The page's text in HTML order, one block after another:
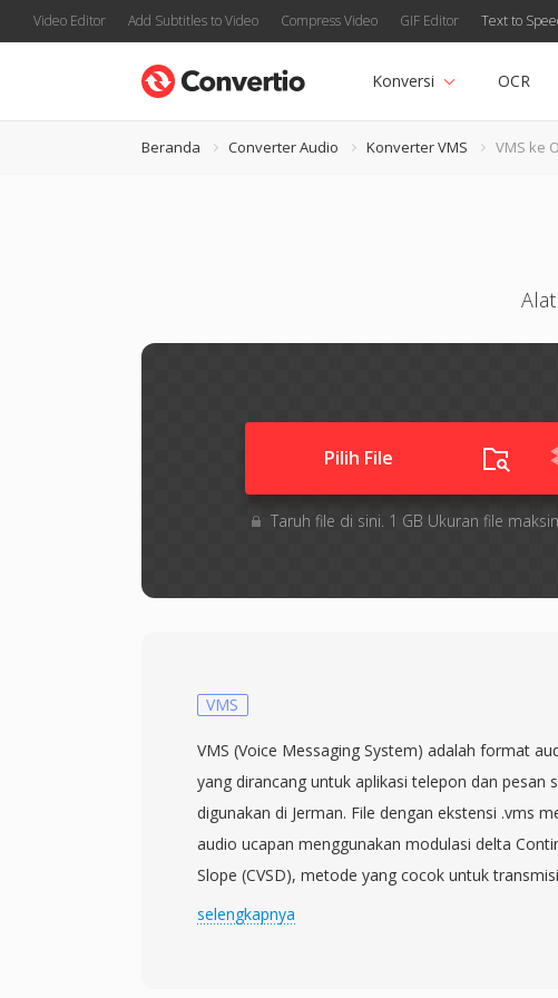
Video Editor Add Subtitles to Video Compress Video GIF Editor Text to
Konversi OCR
Beranda Converter Audio Konverter VMS VMS ke
Pilih File
Taruh file di sini. 1 GB Ukuran file
VMS
VMS (Voice Messaging System) adalah format
yang dirancang untuk aplikasi telepon dan pesan
digunakan di Jerman. File dengan ekstensi .vms
audio ucapan menggunakan modulasi delta
Slope (CVSD), metode yang cocok untuk
bandwidth rendah melalui jaringan telepon.
selengkapnya